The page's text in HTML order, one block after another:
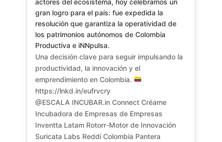
actores del ecosistema, hoy celebramos un
gran logro para el país: fue expedida la
resolución que garantiza la operatividad de
los patrimonios autónomos de Colombia
Productiva e iNNpulsa.
Una decisión clave para seguir impulsando la
productividad, la innovación y el
emprendimiento en Colombia.
https://lnkd.in/eufrvcry
@ESCALA INCUBAR.in Connect Créame
Incubadora de Empresas de Empresas
Inventta Latam Rotorr-Motor de Innovación
Suricata Labs Reddi Colombia Pantera